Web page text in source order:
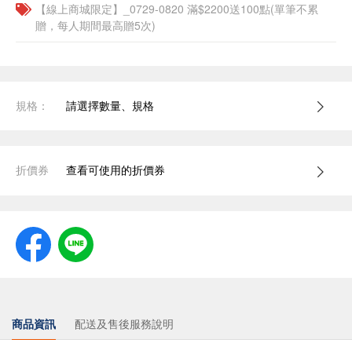
【線上商城限定】_0729-0820 滿$2200送100點(單筆不累
贈，每人期間最高贈5次)
規格： 請選擇數量、規格
折價券 查看可使用的折價券
商品資訊 配送及售後服務說明